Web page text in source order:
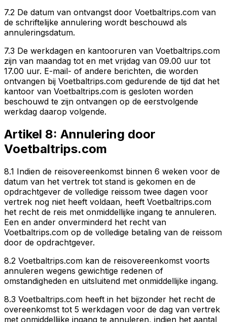
7.2 De datum van ontvangst door Voetbaltrips.com van
de schriftelijke annulering wordt beschouwd als
annuleringsdatum.
7.3 De werkdagen en kantooruren van Voetbaltrips.com
zijn van maandag tot en met vrijdag van 09.00 uur tot
17.00 uur. E-mail- of andere berichten, die worden
ontvangen bij Voetbaltrips.com gedurende de tijd dat het
kantoor van Voetbaltrips.com is gesloten worden
beschouwd te zijn ontvangen op de eerstvolgende
werkdag daarop volgende.
Artikel 8: Annulering door
Voetbaltrips.com
8.1 Indien de reisovereenkomst binnen 6 weken voor de
datum van het vertrek tot stand is gekomen en de
opdrachtgever de volledige reissom twee dagen voor
vertrek nog niet heeft voldaan, heeft Voetbaltrips.com
het recht de reis met onmiddellijke ingang te annuleren.
Een en ander onverminderd het recht van
Voetbaltrips.com op de volledige betaling van de reissom
door de opdrachtgever.
8.2 Voetbaltrips.com kan de reisovereenkomst voorts
annuleren wegens gewichtige redenen of
omstandigheden en uitsluitend met onmiddellijke ingang.
8.3 Voetbaltrips.com heeft in het bijzonder het recht de
overeenkomst tot 5 werkdagen voor de dag van vertrek
met onmiddellijke ingang te annuleren, indien het aantal